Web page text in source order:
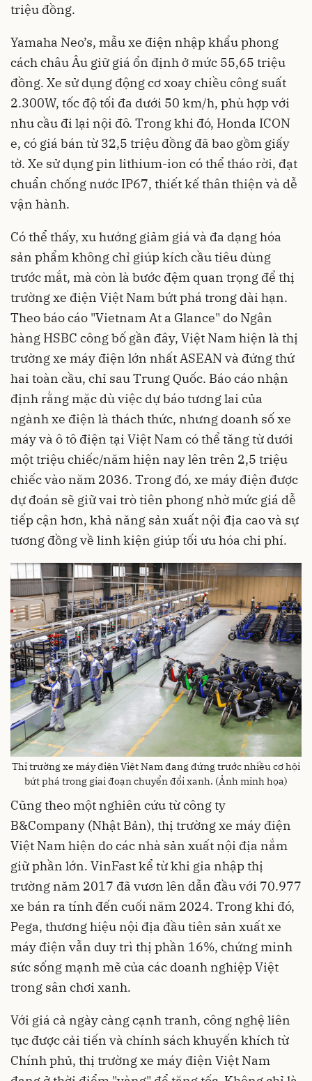
triệu đồng.
Yamaha Neo’s, mẫu xe điện nhập khẩu phong
cách châu Âu giữ giá ổn định ở mức 55,65 triệu
đồng. Xe sử dụng động cơ xoay chiều công suất
2.300W, tốc độ tối đa dưới 50 km/h, phù hợp với
nhu cầu đi lại nội đô. Trong khi đó, Honda ICON
e, có giá bán từ 32,5 triệu đồng đã bao gồm giấy
tờ. Xe sử dụng pin lithium-ion có thể tháo rời, đạt
chuẩn chống nước IP67, thiết kế thân thiện và dễ
vận hành.
Có thể thấy, xu hướng giảm giá và đa dạng hóa
sản phẩm không chỉ giúp kích cầu tiêu dùng
trước mắt, mà còn là bước đệm quan trọng để thị
trường xe điện Việt Nam bứt phá trong dài hạn.
Theo báo cáo "Vietnam At a Glance" do Ngân
hàng HSBC công bố gần đây, Việt Nam hiện là thị
trường xe máy điện lớn nhất ASEAN và đứng thứ
hai toàn cầu, chỉ sau Trung Quốc. Báo cáo nhận
định rằng mặc dù việc dự báo tương lai của
ngành xe điện là thách thức, nhưng doanh số xe
máy và ô tô điện tại Việt Nam có thể tăng từ dưới
một triệu chiếc/năm hiện nay lên trên 2,5 triệu
chiếc vào năm 2036. Trong đó, xe máy điện được
dự đoán sẽ giữ vai trò tiên phong nhờ mức giá dễ
tiếp cận hơn, khả năng sản xuất nội địa cao và sự
tương đồng về linh kiện giúp tối ưu hóa chi phí.
Thị trường xe máy điện Việt Nam đang đứng trước nhiều cơ hội
bứt phá trong giai đoạn chuyển đổi xanh. (Ảnh minh họa)
Cũng theo một nghiên cứu từ công ty
B&Company (Nhật Bản), thị trường xe máy điện
Việt Nam hiện do các nhà sản xuất nội địa nắm
giữ phần lớn. VinFast kể từ khi gia nhập thị
trường năm 2017 đã vươn lên dẫn đầu với 70.977
xe bán ra tính đến cuối năm 2024. Trong khi đó,
Pega, thương hiệu nội địa đầu tiên sản xuất xe
máy điện vẫn duy trì thị phần 16%, chứng minh
sức sống mạnh mẽ của các doanh nghiệp Việt
trong sân chơi xanh.
Với giá cả ngày càng cạnh tranh, công nghệ liên
tục được cải tiến và chính sách khuyến khích từ
Chính phủ, thị trường xe máy điện Việt Nam